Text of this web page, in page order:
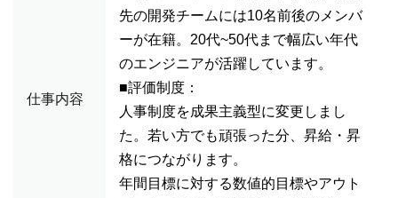
仕事内容
先の開発チームには10名前後のメンバ
ーが在籍。20代~50代まで幅広い年代
のエンジニアが活躍しています。
■評価制度：
人事制度を成果主義型に変更しまし
た。若い方でも頑張った分、昇給・昇
格につながります。
年間目標に対する数値的目標やアウト